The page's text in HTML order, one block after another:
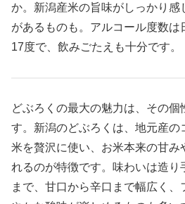
か。新潟産米の旨味がしっかり感
があるものも。アルコール度数は
17度で、飲みごたえも十分です。
どぶろくの最大の魅力は、その個
す。新潟のどぶろくは、地元産の
米を贅沢に使い、お米本来の甘み
れるのが特徴です。味わいは造
まで、甘口から辛口まで幅広く